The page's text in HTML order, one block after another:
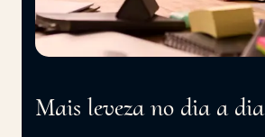
Mais leveza no dia a dia